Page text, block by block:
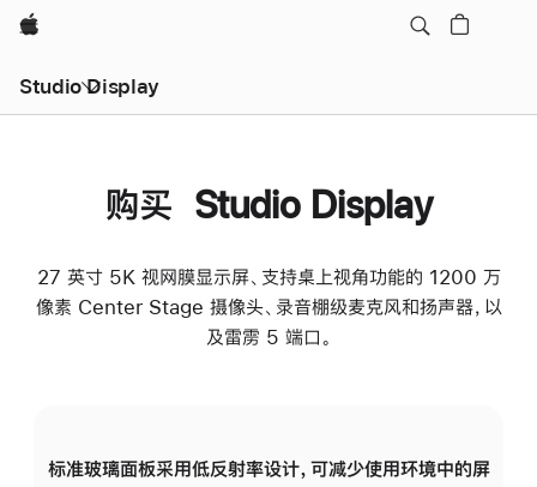
Apple
Studio Display
购买 Studio Display
27 英寸 5K 视网膜显示屏、支持桌上视角功能的 1200 万
像素 Center Stage 摄像头、录音棚级麦克风和扬声器，以
及雷雳 5 端口。
标准玻璃面板采用低反射率设计，可减少使用环境中的屏